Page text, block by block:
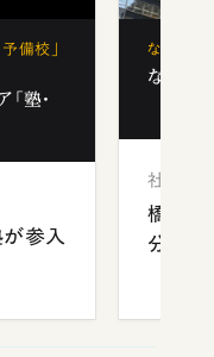
備校」
塾・
が参入
なぜ「フ
なぜ「
社会
橋本愛
分 佐